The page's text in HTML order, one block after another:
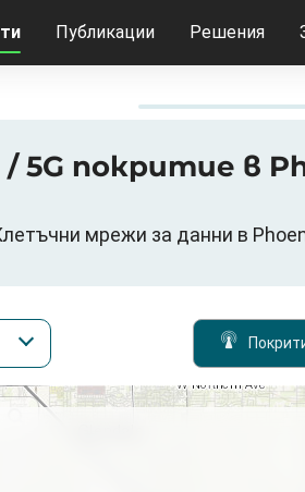
Публикации Решения
/ 5G покритие в
мрежи за данни в